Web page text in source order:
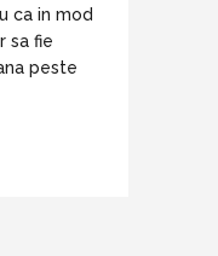
ca in mod
sa fie
peste